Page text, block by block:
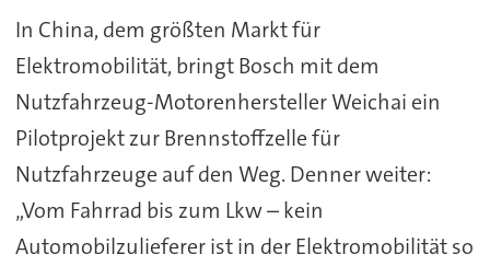
In China, dem größten Markt für
Elektromobilität, bringt Bosch mit dem
Nutzfahrzeug-Motorenhersteller Weichai ein
Pilotprojekt zur Brennstoffzelle für
Nutzfahrzeuge auf den Weg. Denner weiter:
„Vom Fahrrad bis zum Lkw – kein
Automobilzulieferer ist in der Elektromobilität so